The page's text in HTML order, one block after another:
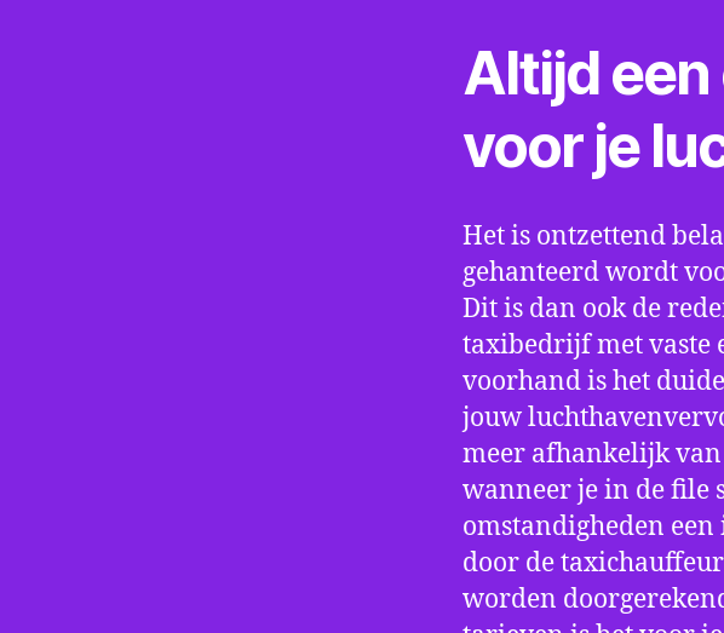
Altijd
voor je
Het is ontzettend
gehanteerd wordt
Dit is dan ook de
taxibedrijf met vaste
voorhand is het
jouw
meer afhankelijk
wanneer je in de file
omstandigheden
door de
worden